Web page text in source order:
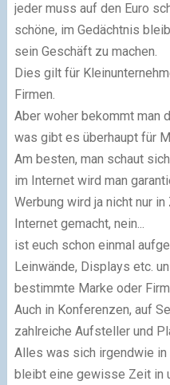
jeder muss auf den Euro
schöne, im Gedächtnis
sein Geschäft zu machen.
Dies gilt für
Firmen.
Aber woher bekommt man
was gibt es überhaupt für
Am besten, man schaut
im Internet wird man
Werbung wird ja nicht nur
Internet gemacht, nein...
ist euch schon einmal
Leinwände, Displays etc.
bestimmte Marke oder
Auch in Konferenzen, auf
zahlreiche Aufsteller und
Alles was sich irgendwie
bleibt eine gewisse Zeit in